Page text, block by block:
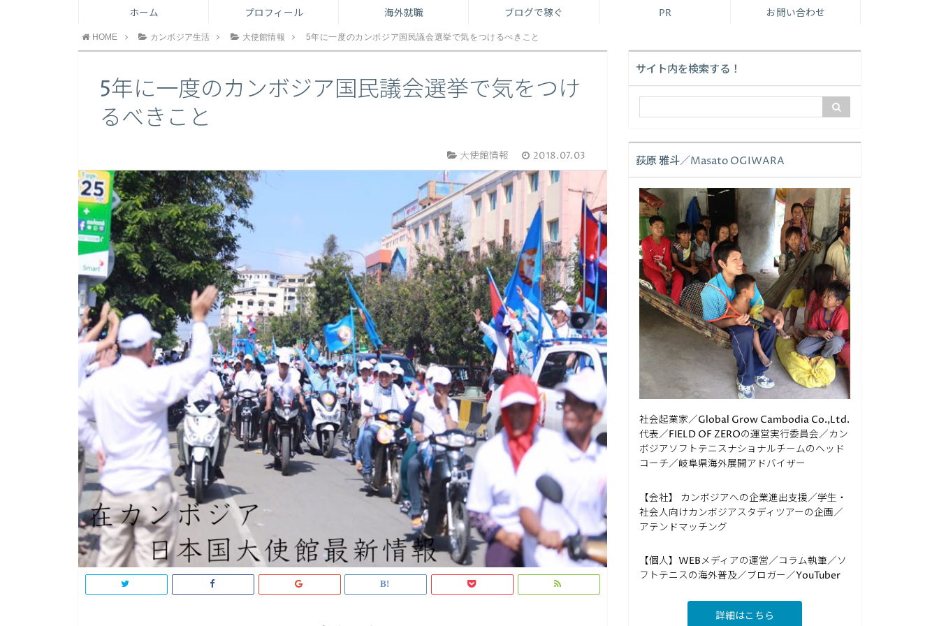
ホーム プロフィール 海外就職 ブログで稼ぐ PR お問い合わせ
HOME カンボジア生活 大使館情報 5年に一度のカンボジア国民議会選挙で気をつけるべきこと
5年に一度のカンボジア国民議会選挙で気をつけ
るべきこと
大使館情報 2018.07.03
サイト内を検索する！
荻原 雅斗／Masato OGIWARA
社会起業家／Global Grow Cambodia Co.,Ltd.
代表／FIELD OF ZEROの運営実行委員会／カン
ボジアソフトテニスナショナルチームのヘッド
コーチ／岐阜県海外展開アドバイザー
【会社】 カンボジアへの企業進出支援／学生・
社会人向けカンボジアスタディツアーの企画／
アテンドマッチング
【個人】WEBメディアの運営／コラム執筆／ソ
フトテニスの海外普及／ブロガー／YouTuber
詳細はこちら